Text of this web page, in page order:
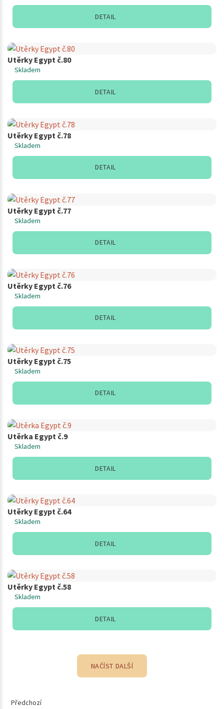
DETAIL
Utěrky Egypt č.80
Skladem
DETAIL
Utěrky Egypt č.78
Skladem
DETAIL
Utěrky Egypt č.77
Skladem
DETAIL
Utěrky Egypt č.76
Skladem
DETAIL
Utěrky Egypt č.75
Skladem
DETAIL
Utěrka Egypt č.9
Skladem
DETAIL
Utěrky Egypt č.64
Skladem
DETAIL
Utěrky Egypt č.58
Skladem
DETAIL
NAČÍST DALŠÍ
Předchozí